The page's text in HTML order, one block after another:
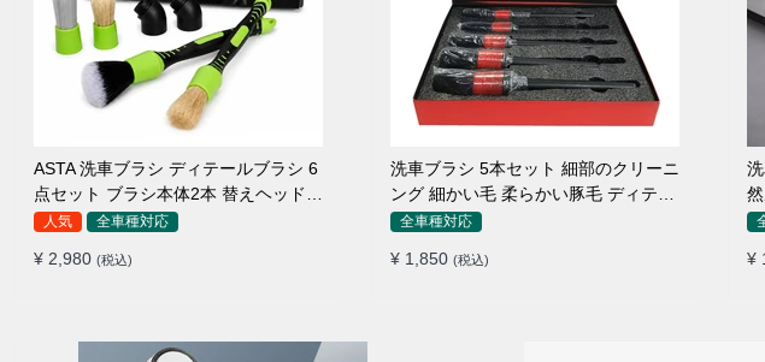
ASTA 洗車ブラシ ディテールブラシ 6
点セット ブラシ本体2本 替えヘッド2
個 アダプター2個 車内外 ホイール ダ
人気 全車種対応
¥ 2,980 (税込)
洗車ブラシ 5本セット 細部のクリーニ
ング 細かい毛 柔らかい豚毛 ディテー
ルブラシ
全車種対応
¥ 1,850 (税込) ¥